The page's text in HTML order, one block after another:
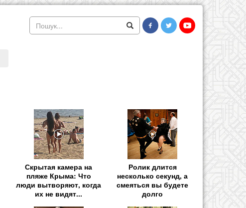
Скрытая камера на
пляже Крыма: Что
люди вытворяют, когда
их не видят...
Ролик длится
несколько секунд, а
смеяться вы будете
долго